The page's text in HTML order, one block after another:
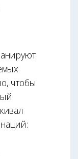
чтобы